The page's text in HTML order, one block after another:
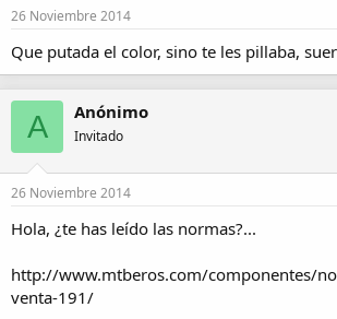
26 Noviembre 2014
Que putada el color, sino te les pillaba,
A Anónimo
Invitado
26 Noviembre 2014
Hola, ¿te has leído las normas?...
http://www.mtberos.com/componentes/
venta-191/